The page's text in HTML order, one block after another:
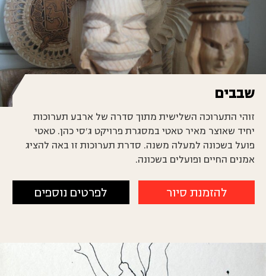
שבבים
זוהי התערוכה השלישית מתוך סדרה של ארבע תערוכות
יחיד שאוצר מאיר טאטי במסגרת פרויקט ג’סי כהן. טאטי
פועל בשכונה למעלה משנה. סדרת תערוכות זו באה להציג
אמנים החיים ופועלים בשכונה.
להזמנת סיור לפרטים נוספים